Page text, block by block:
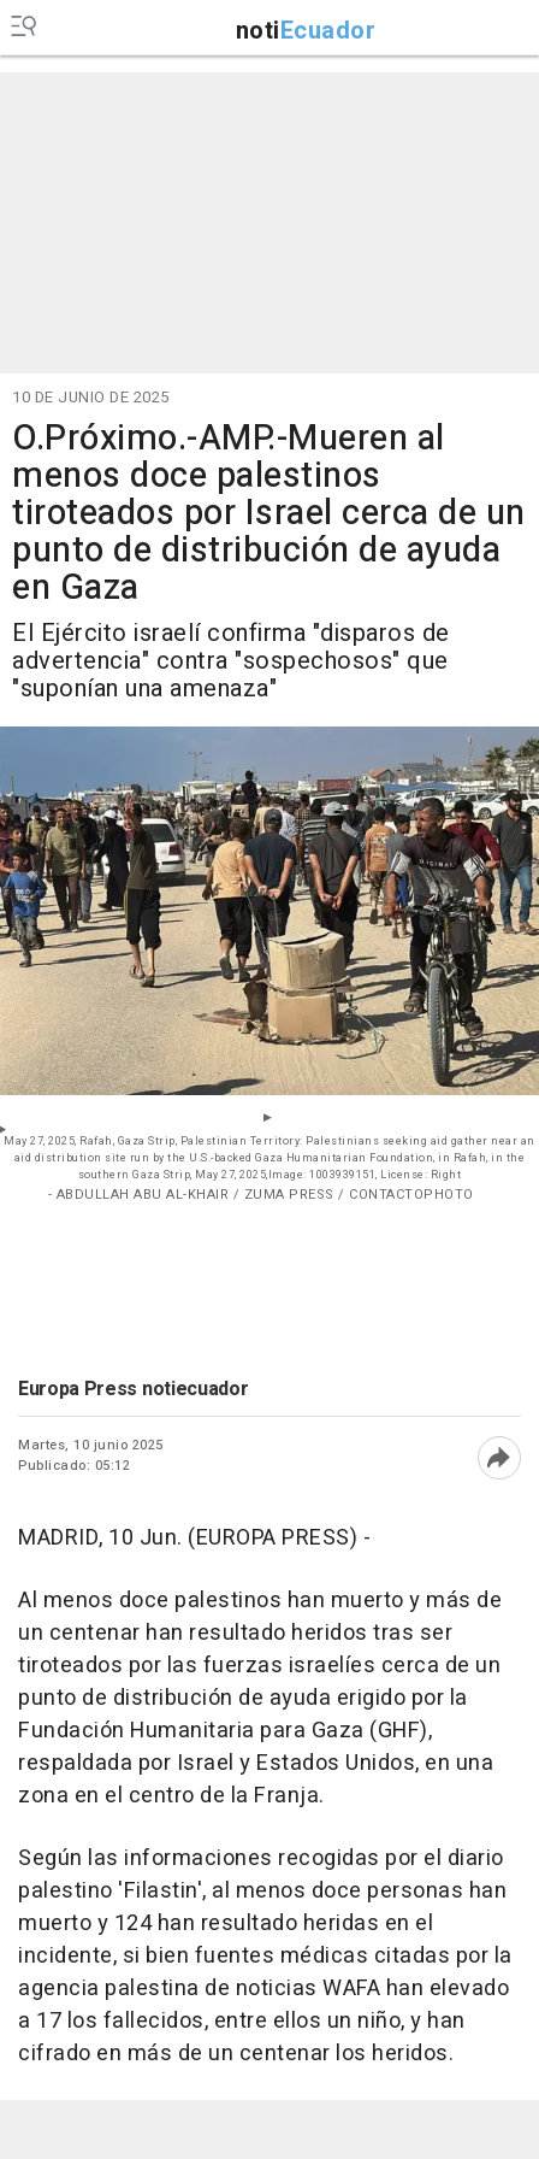
notiEcuador
10 DE JUNIO DE 2025
O.Próximo.-AMP.-Mueren al
menos doce palestinos
tiroteados por Israel cerca de un
punto de distribución de ayuda
en Gaza
El Ejército israelí confirma "disparos de
advertencia" contra "sospechosos" que
"suponían una amenaza"
May 27, 2025, Rafah, Gaza Strip, Palestinian Territory: Palestinians seeking aid gather near an
aid distribution site run by the U.S.-backed Gaza Humanitarian Foundation, in Rafah, in the
southern Gaza Strip, May 27, 2025,Image: 1003939151, License: Right
- ABDULLAH ABU AL-KHAIR / ZUMA PRESS / CONTACTOPHOTO
Europa Press notiecuador
Martes, 10 junio 2025
Publicado: 05:12
MADRID, 10 Jun. (EUROPA PRESS) -
Al menos doce palestinos han muerto y más de
un centenar han resultado heridos tras ser
tiroteados por las fuerzas israelíes cerca de un
punto de distribución de ayuda erigido por la
Fundación Humanitaria para Gaza (GHF),
respaldada por Israel y Estados Unidos, en una
zona en el centro de la Franja.
Según las informaciones recogidas por el diario
palestino 'Filastin', al menos doce personas han
muerto y 124 han resultado heridas en el
incidente, si bien fuentes médicas citadas por la
agencia palestina de noticias WAFA han elevado
a 17 los fallecidos, entre ellos un niño, y han
cifrado en más de un centenar los heridos.